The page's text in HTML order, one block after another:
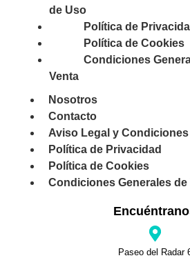
de Uso
Política de
Política de Cookies
Condiciones
Venta
Nosotros
Contacto
Aviso Legal y
Política de Privacidad
Política de Cookies
Condiciones Generales de
Paseo del Radar